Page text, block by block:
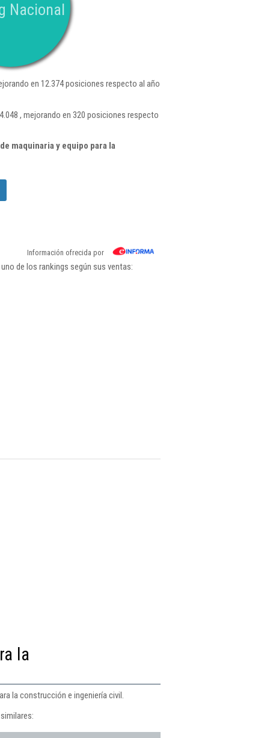
Nacional
en 12.374 posiciones respecto al año
, mejorando en 320 posiciones respecto
maquinaria y equipo para la
Información ofrecida por
de los rankings según sus ventas:
la
la construcción e ingeniería civil.